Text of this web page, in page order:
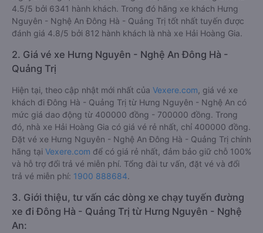
Đông Hà - Quảng Trị.
Chất lượng các xe khách đi Đông Hà - Quảng Trị từ Hưng
Nguyên - Nghệ An được đánh giá 4.5, với điểm trung bình là
4.5/5 bởi 6341 hành khách. Trong đó hãng xe khách Hưng
Nguyên - Nghệ An Đông Hà - Quảng Trị tốt nhất tuyến được
đánh giá 4.8/5 bởi 812 hành khách là nhà xe Hải Hoàng Gia.
2. Giá vé xe Hưng Nguyên - Nghệ An Đông Hà -
Quảng Trị
Hiện tại, theo cập nhật mới nhất của Vexere.com, giá vé xe
khách đi Đông Hà - Quảng Trị từ Hưng Nguyên - Nghệ An có
mức giá dao động từ 400000 đồng - 700000 đồng. Trong
đó, nhà xe Hải Hoàng Gia có giá vé rẻ nhất, chỉ 400000 đồng.
Đặt vé xe Hưng Nguyên - Nghệ An Đông Hà - Quảng Trị chính
hãng tạiVexere.comđể có giá rẻ nhất, đảm bảo giữ chỗ 100%
và hỗ trợ đổi trả vé miễn phí. Tổng đài tư vấn, đặt vé và đổi
trả vé miễn phí:1900 888684 .